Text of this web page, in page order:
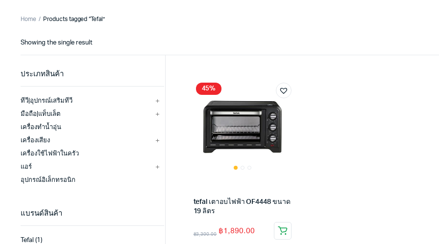
Home Products tagged “Tefal”
Showing the single result
45%
tefal เตาอบไฟฟ้า OF4448 ขนาด
19 ลิตร
฿3,390.00 ฿1,890.00
ประเภทสินค้า
ทีวี|อุปกรณ์เสริมทีวี
มือถือ|แท็บเล็ต
เครื่องทำน้ำอุ่น
เครื่องเสียง
เครื่องใช้ไฟฟ้าในครัว
แอร์
อุปกรณ์อิเล็กทรอนิก
แบรนด์สินค้า
Tefal (1)